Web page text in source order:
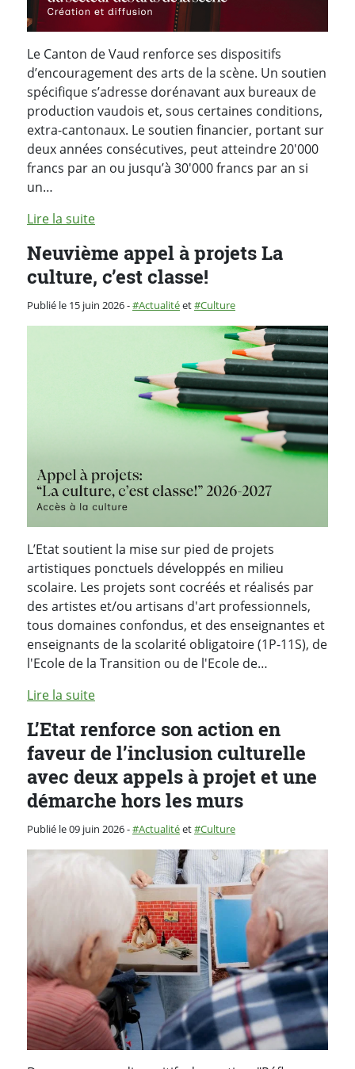
Le Canton de Vaud renforce ses dispositifs
d’encouragement des arts de la scène. Un soutien
spécifique s’adresse dorénavant aux bureaux de
production vaudois et, sous certaines conditions,
extra-cantonaux. Le soutien financier, portant sur
deux années consécutives, peut atteindre 20'000
francs par an ou jusqu’à 30'000 francs par an si
un…
Lire la suite
Neuvième appel à projets La
culture, c’est classe!
Publié le 15 juin 2026-Catégorie :
Actualitéet Culture
L’Etat soutient la mise sur pied de projets
artistiques ponctuels développés en milieu
scolaire. Les projets sont cocréés et réalisés par
des artistes et/ou artisans d'art professionnels,
tous domaines confondus, et des enseignantes et
enseignants de la scolarité obligatoire (1P-11S), de
l'Ecole de la Transition ou de l'Ecole de…
Lire la suite
L’Etat renforce son action en
faveur de l’inclusion culturelle
avec deux appels à projet et une
démarche hors les murs
Publié le 09 juin 2026-Catégorie :
Actualitéet Culture